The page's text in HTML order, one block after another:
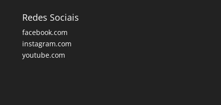
Redes Sociais
facebook.com
instagram.com
youtube.com